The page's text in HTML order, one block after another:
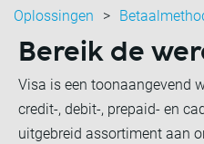
Oplossingen
Bereik de
Visa is een toonaangevend
credit-, debit-, prepaid- en
uitgebreid assortiment aan